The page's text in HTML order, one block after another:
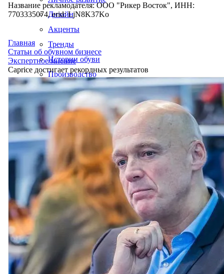
Дизайн
Акценты
Тренды
Истории обуви
Производство
Название рекламодателя: ООО "Рикер Восток", ИНН:
7703335074, erid: LjN8K37Ko
Главная
Статьи об обувном бизнесе
Экспертное мнение
Caprice достигает рекордных результатов